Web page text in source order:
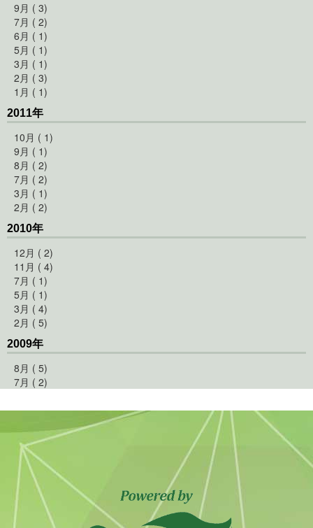
9月 ( 3)
7月 ( 2)
6月 ( 1)
5月 ( 1)
3月 ( 1)
2月 ( 3)
1月 ( 1)
2011年
10月 ( 1)
9月 ( 1)
8月 ( 2)
7月 ( 2)
3月 ( 1)
2月 ( 2)
2010年
12月 ( 2)
11月 ( 4)
7月 ( 1)
5月 ( 1)
3月 ( 4)
2月 ( 5)
2009年
8月 ( 5)
7月 ( 2)